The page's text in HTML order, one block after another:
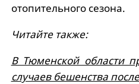
отопительного сезона.
Читайте также:
В Тюменской области
случаев бешенства